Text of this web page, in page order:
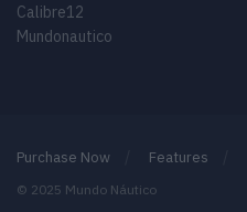
Calibre12
Mundonautico
Purchase Now Features
© 2025 Mundo Náutico